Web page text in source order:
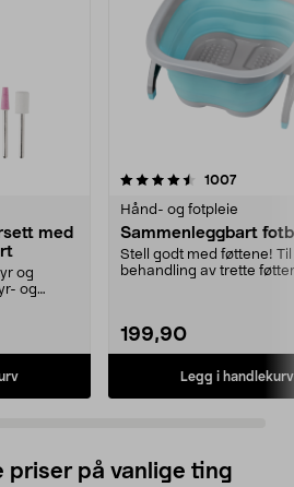
med
og
og
1007
Hånd- og fotpleie
Sammenleggbart
Stell godt med føttene!
behandling av trette
199,90
Legg i handlekurv
4.5 av 5 stjerner
priser på vanlige ting